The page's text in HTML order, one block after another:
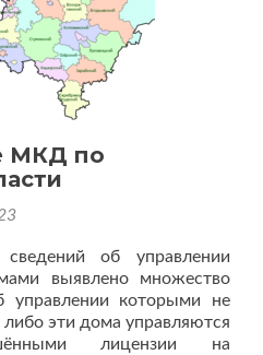
МКД по
об управлении
выявлено множество
управлении которыми не
эти дома управляются
лицензии на